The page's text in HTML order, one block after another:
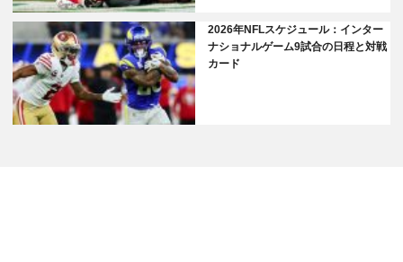
2026年NFLスケジュール：インター
ナショナルゲーム9試合の日程と対戦
カード